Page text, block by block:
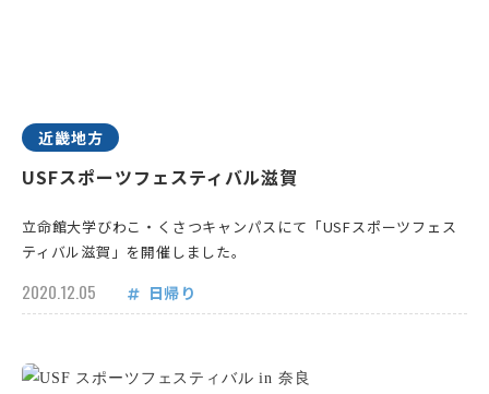
近畿地方
USFスポーツフェスティバル滋賀
立命館大学びわこ・くさつキャンパスにて「USFスポーツフェス
ティバル滋賀」を開催しました。
2020.12.05 日帰り